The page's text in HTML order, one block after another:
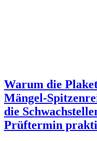
Warum die
Mängel-
die
Prüftermin